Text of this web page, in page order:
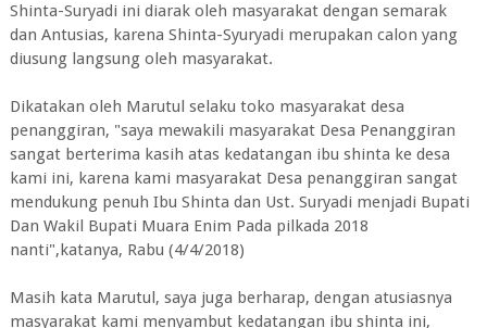
Shinta-Suryadi ini diarak oleh masyarakat dengan semarak
dan Antusias, karena Shinta-Syuryadi merupakan calon yang
diusung langsung oleh masyarakat.
Dikatakan oleh Marutul selaku toko masyarakat desa
penanggiran, "saya mewakili masyarakat Desa Penanggiran
sangat berterima kasih atas kedatangan ibu shinta ke desa
kami ini, karena kami masyarakat Desa penanggiran sangat
mendukung penuh Ibu Shinta dan Ust. Suryadi menjadi Bupati
Dan Wakil Bupati Muara Enim Pada pilkada 2018
nanti",katanya, Rabu (4/4/2018)
Masih kata Marutul, saya juga berharap, dengan atusiasnya
masyarakat kami menyambut kedatangan ibu shinta ini,